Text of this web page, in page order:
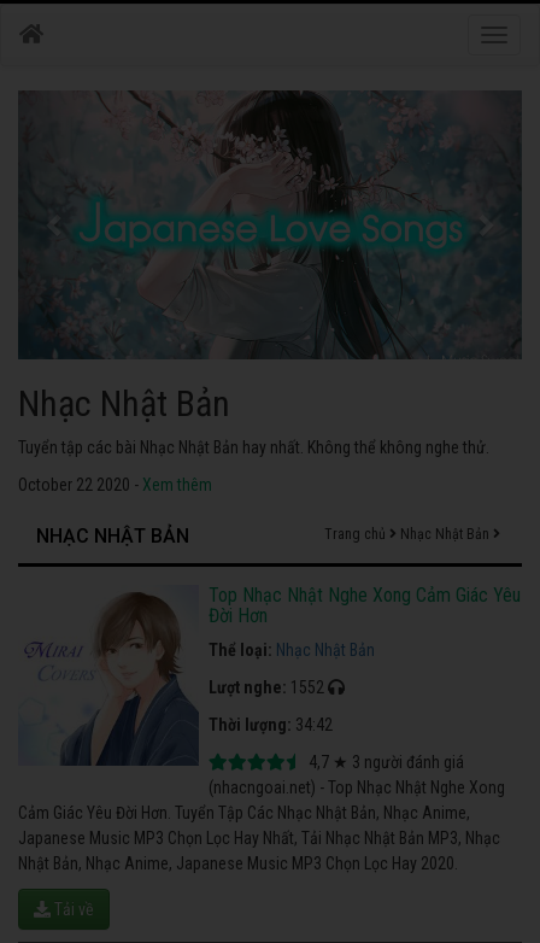
Nhạc Nhật Bản
Tuyển tập các bài Nhạc Nhật Bản hay nhất. Không thể không nghe thử.
October 22 2020 - Xem thêm
NHẠC NHẬT BẢN Trang chủ Nhạc Nhật Bản
Top Nhạc Nhật Nghe Xong Cảm Giác Yêu
Đời Hơn
Thể loại: Nhạc Nhật Bản
Lượt nghe: 1552
Thời lượng: 34:42
4,7 ★ 3 người đánh giá
(nhacngoai.net) - Top Nhạc Nhật Nghe Xong
Cảm Giác Yêu Đời Hơn. Tuyển Tập Các Nhạc Nhật Bản, Nhạc Anime,
Japanese Music MP3 Chọn Lọc Hay Nhất, Tải Nhạc Nhật Bản MP3, Nhạc
Nhật Bản, Nhạc Anime, Japanese Music MP3 Chọn Lọc Hay 2020.
Tải về